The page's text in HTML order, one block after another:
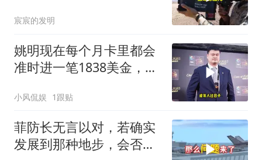
宸宸的发明
姚明现在每个月卡里都会
准时进一笔1838美金，折
小风侃娱 1跟贴
菲防长无言以对，若确实
发展到那种地步，会否上